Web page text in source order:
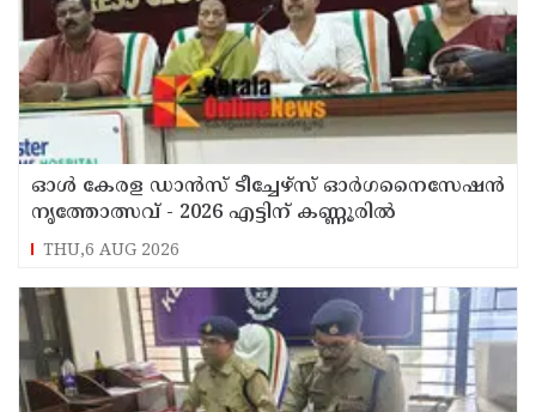
ഓൾ കേരള ഡാൻസ് ടീച്ചേഴ്സ് ഓർഗനൈസേഷൻ
നൃത്തോത്സവ് - 2026 എട്ടിന് കണ്ണൂരിൽ
THU,6 AUG 2026